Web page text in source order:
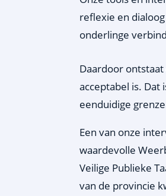
reflexie en
onderlinge
Daardoor
acceptabel is. Dat
eenduidige
Een van onze
waardevolle
Veilige Publieke
van de provincie